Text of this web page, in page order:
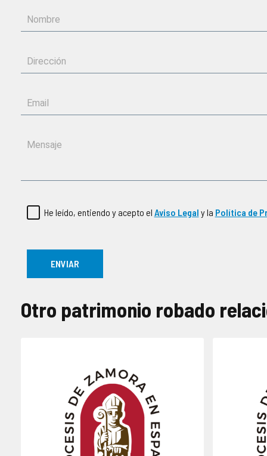
He leído, entiendo y acepto el Aviso Legal y la Política de
Otro patrimonio robado